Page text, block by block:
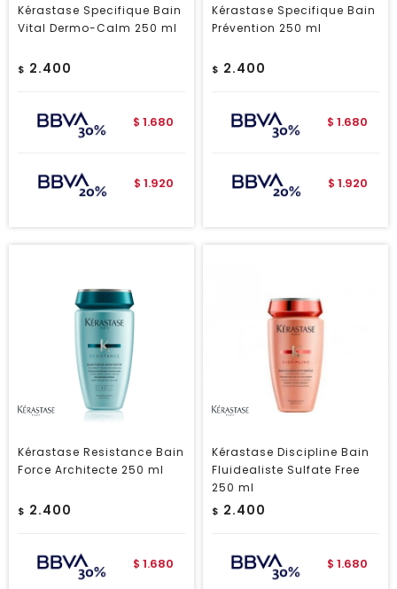
Kérastase Specifique Bain
Vital Dermo-Calm 250 ml
$ 2.400
$ 1.680
$ 1.920
Kérastase Specifique Bain
Prévention 250 ml
$ 2.400
$ 1.680
$ 1.920
Kérastase Resistance Bain
Force Architecte 250 ml
$ 2.400
$ 1.680
Kérastase Discipline Bain
Fluidealiste Sulfate Free
250 ml
$ 2.400
$ 1.680